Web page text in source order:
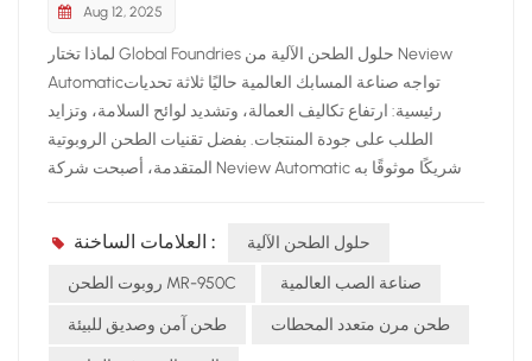
Aug 12, 2025
لماذا تختار Global Foundries حلول الطحن الآلية من Neview
Automaticتواجه صناعة المسابك العالمية حاليًا ثلاثة تحديات
رئيسية: ارتفاع تكاليف العمالة، وتشديد لوائح السلامة، وتزايد
الطلب على جودة المنتجات. بفضل تقنيات الطحن الروبوتية
المتقدمة، أصبحت شركة Neview Automatic شريكًا موثوقًا به
مجموعة متنوعة من المنتجات: يتضمن تشكيلتنا طراز DR-750B
عالي التحميل، وطراز MR-950C المرن الكبير، ووحدات طحن
مزدوجة المحطة مصممة خصيصًا لخطوط إنتاج المسبك المختلفة.
مميزات MR-950C: يتميز جهاز MR-950C بنصف قطر عمل كبير،
العلامات الساخنة : حلول الطحن الآلية
روبوت الطحن MR-950C صناعة الصب العالمية
طحن آمن وصديق للبيئة طحن مرن متعدد المحطات